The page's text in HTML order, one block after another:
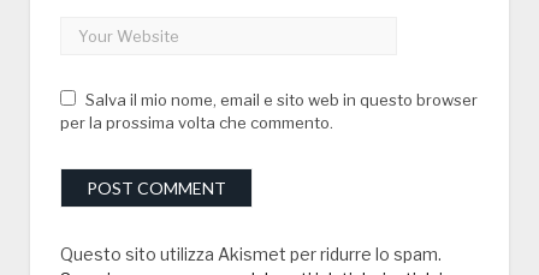
Salva il mio nome, email e sito web in questo browser
per la prossima volta che commento.
Questo sito utilizza Akismet per ridurre lo spam.